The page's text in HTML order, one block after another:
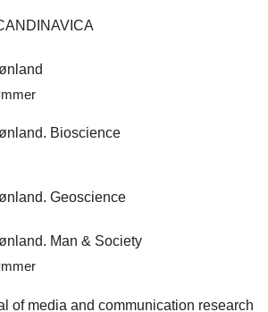
Bioscience
Geoscience
Man & Society
of media and communication research